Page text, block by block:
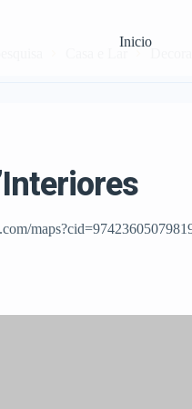
Inicio